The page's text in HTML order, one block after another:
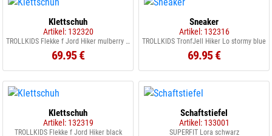
Klettschuh
Artikel: 132320
TROLLKIDS Flekke f Jord Hiker mulberry black
69.95 €
Sneaker
Artikel: 132316
TROLLKIDS TronfJell Hiker Lo stormy blue
69.95 €
Klettschuh
Artikel: 132319
TROLLKIDS Flekke f Jord Hiker black
Schaftstiefel
Artikel: 133001
SUPERFIT Lora schwarz